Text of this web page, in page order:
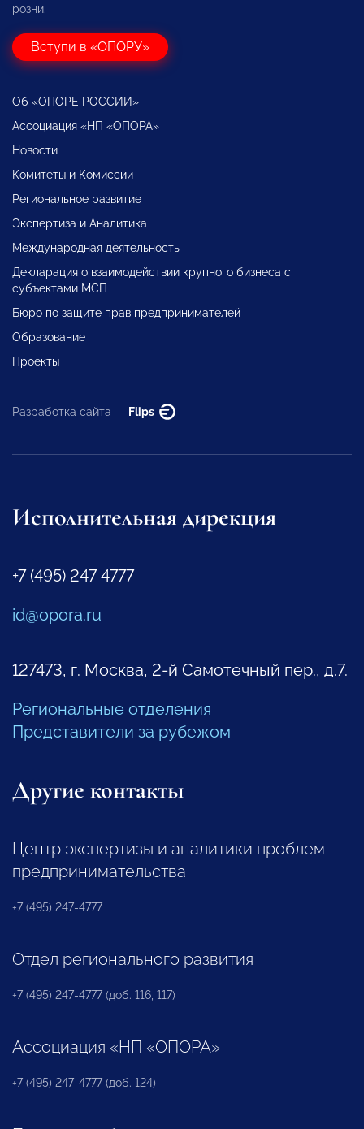
розни.
Вступи в «ОПОРУ»
Об «ОПОРЕ РОССИИ»
Ассоциация «НП «ОПОРА»
Новости
Комитеты и Комиссии
Региональное развитие
Экспертиза и Аналитика
Международная деятельность
Декларация о взаимодействии крупного бизнеса с
субъектами МСП
Бюро по защите прав предпринимателей
Образование
Проекты
Разработка сайта — Flips
Исполнительная дирекция
+7 (495) 247 4777
id@opora.ru
127473, г. Москва, 2-й Самотечный пер., д.7.
Региональные отделения
Представители за рубежом
Другие контакты
Центр экспертизы и аналитики проблем
предпринимательства
+7 (495) 247-4777
Отдел регионального развития
+7 (495) 247-4777 (доб. 116, 117)
Ассоциация «НП «ОПОРА»
+7 (495) 247-4777 (доб. 124)